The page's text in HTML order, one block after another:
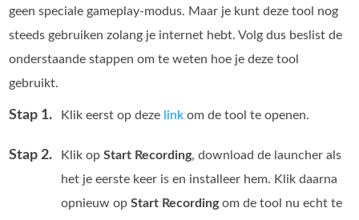
geen speciale gameplay‑modus. Maar je kunt deze tool nog
steeds gebruiken zolang je internet hebt. Volg dus beslist de
onderstaande stappen om te weten hoe je deze tool
gebruikt.
Stap 1. Klik eerst op deze link om de tool te openen.
Stap 2. Klik opStart Recording, download de launcher als
het je eerste keer is en installeer hem. Klik daarna
opnieuw opStart Recordingom de tool nu echt te